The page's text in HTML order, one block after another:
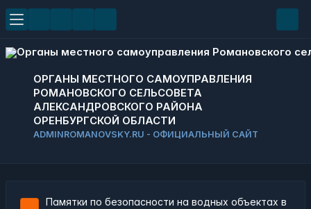
ОРГАНЫ МЕСТНОГО САМОУПРАВЛЕНИЯ
РОМАНОВСКОГО СЕЛЬСОВЕТА
АЛЕКСАНДРОВСКОГО РАЙОНА
ОРЕНБУРГСКОЙ ОБЛАСТИ
ADMINROMANOVSKY.RU - ОФИЦИАЛЬНЫЙ САЙТ
Памятки по безопасности на водных объектах в